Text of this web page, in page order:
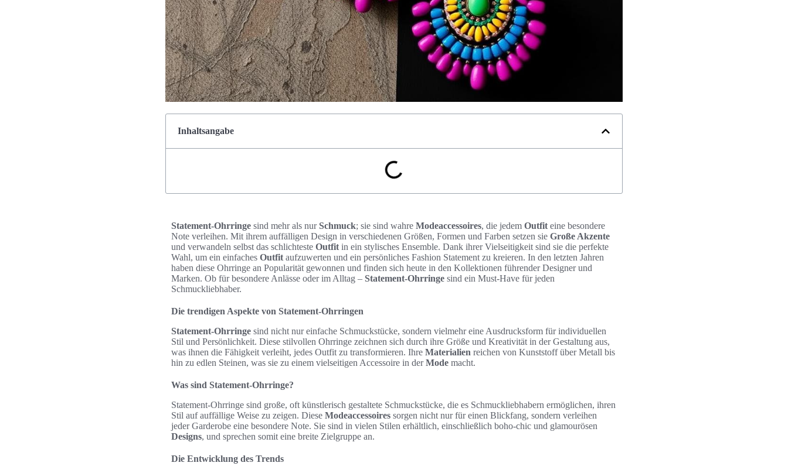
Inhaltsangabe
Statement-Ohrringe sind mehr als nurSchmuck; sie sind wahre Modeaccessoires, die jedem Outfit eine besondere
Note verleihen. Mit ihrem auffälligen Design in verschiedenen Größen, Formen und Farben setzen sie Große Akzente
und verwandeln selbst das schlichteste Outfit in ein stylisches Ensemble. Dank ihrer Vielseitigkeit sind sie die perfekte
Wahl, um ein einfaches Outfit aufzuwerten und ein persönliches Fashion Statement zu kreieren. In den letzten Jahren
haben diese Ohrringe an Popularität gewonnen und finden sich heute in den Kollektionen führender Designer und
Marken. Ob für besondere Anlässe oder im Alltag – Statement-Ohrringe sind ein Must-Have für jeden
Schmuckliebhaber.
Die trendigen Aspekte von Statement-Ohrringen
Statement-Ohrringe sind nicht nur einfache Schmuckstücke, sondern vielmehr eine Ausdrucksform für individuellen
Stil und Persönlichkeit. Diese stilvollen Ohrringe zeichnen sich durch ihre Größe und Kreativität in der Gestaltung aus,
was ihnen die Fähigkeit verleiht, jedes Outfit zu transformieren. Ihre Materialien reichen von Kunststoff über Metall bis
hin zu edlen Steinen, was sie zu einem vielseitigen Accessoire in derMode macht.
Was sind Statement-Ohrringe?
Statement-Ohrringe sind große, oft künstlerisch gestaltete Schmuckstücke, die es Schmuckliebhabern ermöglichen, ihren
Stil auf auffällige Weise zu zeigen. Diese Modeaccessoires sorgen nicht nur für einen Blickfang, sondern verleihen
jeder Garderobe eine besondere Note. Sie sind in vielen Stilen erhältlich, einschließlich boho-chic und glamourösen
Designs, und sprechen somit eine breite Zielgruppe an.
Die Entwicklung des Trends